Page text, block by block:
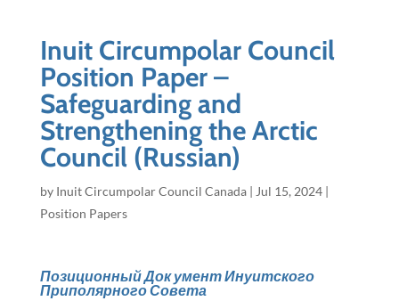
Inuit Circumpolar Council
Position Paper –
Safeguarding and
Strengthening the Arctic
Council (Russian)
by Inuit Circumpolar Council Canada| Jul 15, 2024|
Position Papers
Позиционный Док умент Инуитского
Приполярного Совета